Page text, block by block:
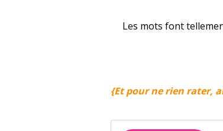
Les mots font
{Et pour ne rien rater,